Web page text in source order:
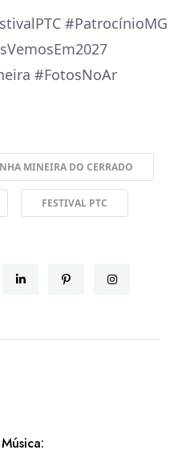
#PatrocínioMG
#FotosNoAr
MINEIRA DO CERRADO
FESTIVAL PTC